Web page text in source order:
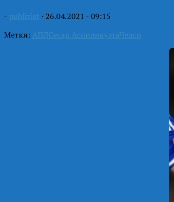
- publizist · 26.04.2021 - 09:15
Метки: АПЛСесар АспиликуэтаЧелси